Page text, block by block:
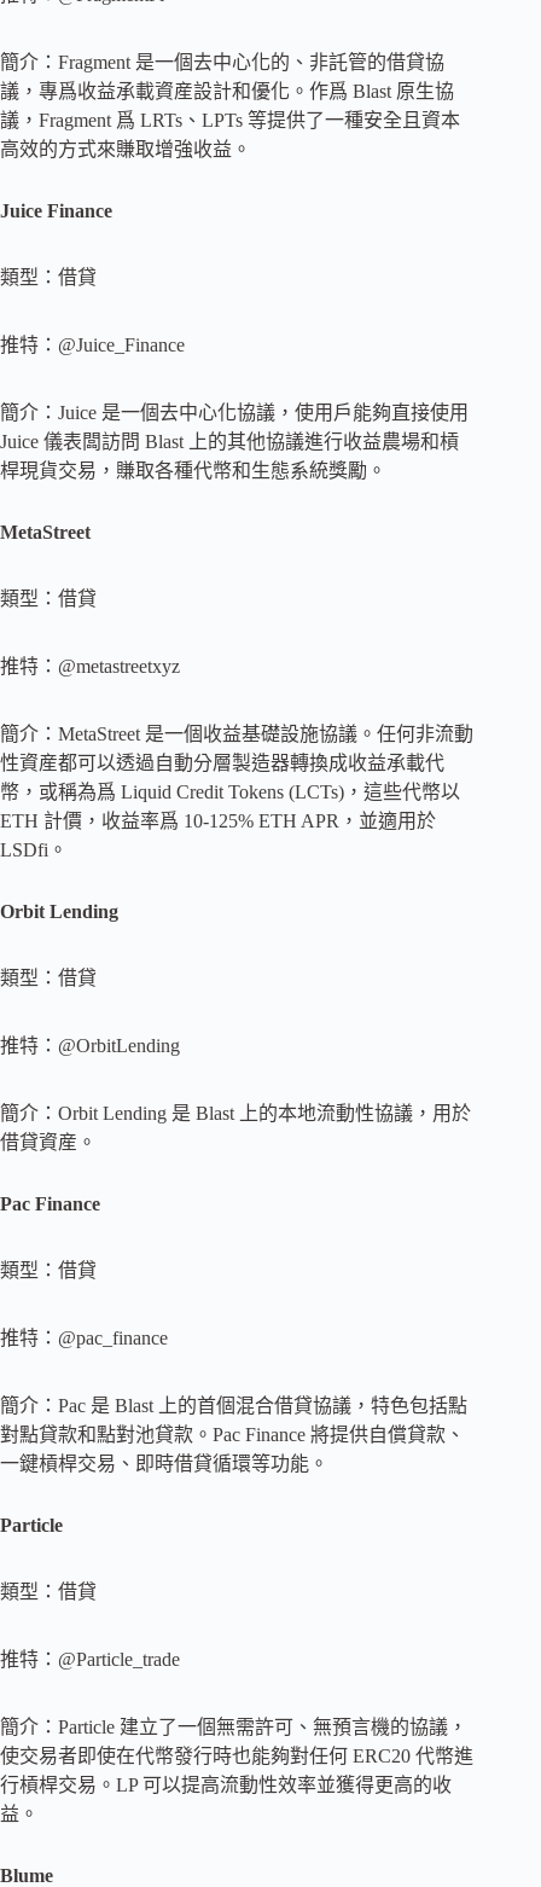
簡介：Fragment 是一個去中心化的、非託管的借貸協
議，專爲收益承載資産設計和優化。作爲 Blast 原生協
議，Fragment 爲 LRTs、LPTs 等提供了一種安全且資本
高效的方式來賺取增強收益。
Juice Finance
類型：借貸
推特：@Juice_Finance
簡介：Juice 是一個去中心化協議，使用戶能夠直接使用
Juice 儀表闆訪問 Blast 上的其他協議進行收益農場和槓
桿現貨交易，賺取各種代幣和生態系統獎勵。
MetaStreet
類型：借貸
推特：@metastreetxyz
簡介：MetaStreet 是一個收益基礎設施協議。任何非流動
性資産都可以透過自動分層製造器轉換成收益承載代
幣，或稱為爲 Liquid Credit Tokens (LCTs)，這些代幣以
ETH 計價，收益率爲 10-125% ETH APR，並適用於
LSDfi。
Orbit Lending
類型：借貸
推特：@OrbitLending
簡介：Orbit Lending 是 Blast 上的本地流動性協議，用於
借貸資産。
Pac Finance
類型：借貸
推特：@pac_finance
簡介：Pac 是 Blast 上的首個混合借貸協議，特色包括點
對點貸款和點對池貸款。Pac Finance 將提供自償貸款、
一鍵槓桿交易、即時借貸循環等功能。
Particle
類型：借貸
推特：@Particle_trade
簡介：Particle 建立了一個無需許可、無預言機的協議，
使交易者即使在代幣發行時也能夠對任何 ERC20 代幣進
行槓桿交易。LP 可以提高流動性效率並獲得更高的收
益。
Blume